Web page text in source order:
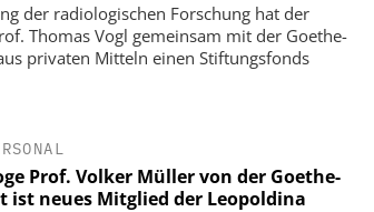
der radiologischen Forschung hat der
Thomas Vogl gemeinsam mit der Goethe-
privaten Mitteln einen Stiftungsfonds
Prof. Volker Müller von der Goethe-
ist neues Mitglied der Leopoldina